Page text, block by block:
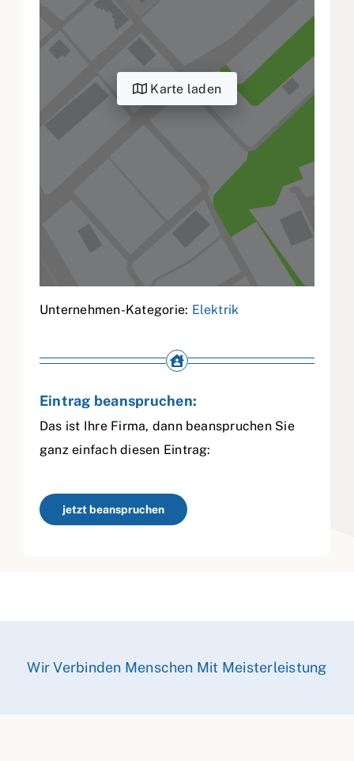
Karte laden
Unternehmen-Kategorie: Elektrik
Eintrag beanspruchen:
Das ist Ihre Firma, dann beanspruchen Sie
ganz einfach diesen Eintrag:
jetzt beanspruchen
Wir Verbinden Menschen Mit Meisterleistung